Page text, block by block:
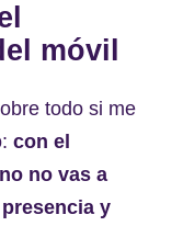
móvil
todo si me
con el
no vas a
y